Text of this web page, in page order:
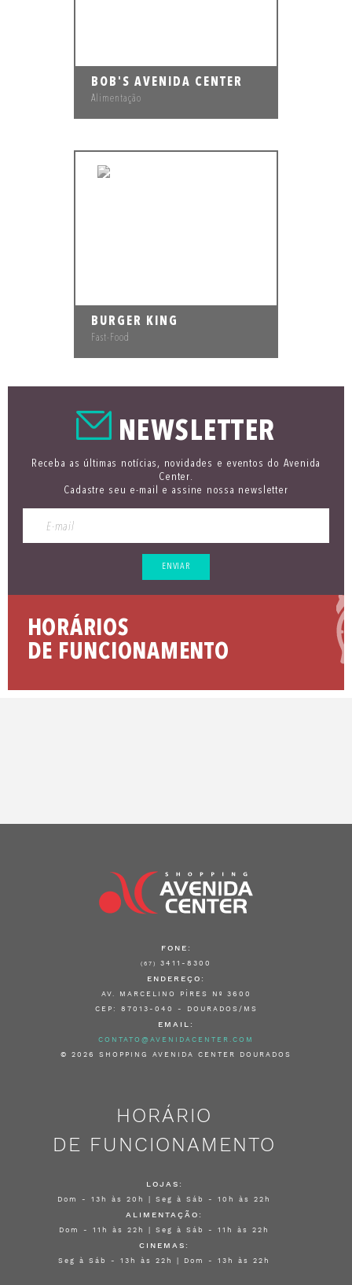
BOB'S AVENIDA CENTER
Alimentação
BURGER KING
Fast-Food
NEWSLETTER
Receba as últimas notícias, novidades e eventos do Avenida
Center.
Cadastre seu e-mail e assine nossa newsletter
ENVIAR
HORÁRIOS
DE FUNCIONAMENTO
FONE:
(67) 3411-8300
ENDEREÇO:
AV. MARCELINO PÍRES Nº 3600
CEP: 87013-040 - DOURADOS/MS
EMAIL:
CONTATO@AVENIDACENTER.COM
© 2026 SHOPPING AVENIDA CENTER DOURADOS
HORÁRIO
DE FUNCIONAMENTO
LOJAS:
Dom - 13h às 20h | Seg à Sáb - 10h às 22h
ALIMENTAÇÃO:
Dom - 11h às 22h | Seg à Sáb - 11h às 22h
CINEMAS:
Seg à Sáb - 13h às 22h | Dom - 13h às 22h